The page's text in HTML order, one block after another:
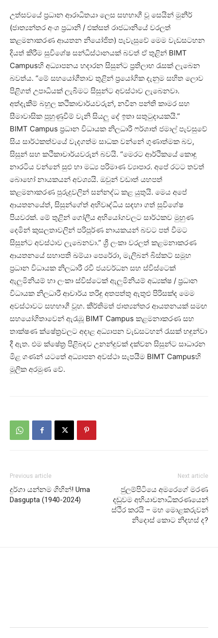
උත්සවයේ ප්‍රධාන ආරාධිතයා ලෙස සහභාගී වූ සෙයින් මුනීර්
(ජාත්‍යන්තර අංශ ප්‍රධානි / එක්සත් රාජධානියේ වරලත්
කළමනාකරණ ආයතන නියෝජිත) පැවැසුවේ මෙම වැඩසටහන
දියත් කිරීම සුවිශේෂ සන්ධිස්ථානයක් බවත් ඒ තුළින් BIMT
Campusහි අධ්‍යාපනය හදාරන සිසුන්ට ප්‍රතිලාභ රැසක් ලැබෙන
බවත්ය. “මේ සහයෝගීතාව තුළින් ප්‍රයෝගික දැනුම සහිත ලොව
පිළිගත් උපාධියක් ලැබීමට සිසුන්ට අවස්ථාව ලැබෙනවා.
අත්දැකීම් බහුල කථිකාචාර්යවරුන්, නවීන පන්ති කාමර සහ
සීමාවාසික පුහුණුවීම් වැනි සියලු දේ ඉතා සතුටුදායකයි.”
BIMT Campus ප්‍රධාන විධායක නිලධාරී ෆර්ශාත් ජමාල් පැවසුවේ
සිය සාර්ථකත්වයේ වැදගත්ම සාධක වන්නේ ගුණාත්මක බව,
සිසුන් සහ කථිකාචාර්යවරුන් බවයි. “මෙරට ආර්ථිකයේ කොඳු
නාරටිය වන්නේ සුළු හා මධ්‍ය පරිමාණ ව්‍යාපාර. අපේ රටට තවත්
බොහෝ නායකයන් අවශ්‍යයි. ඔවුන් වඩාත් යහපත්
කළමනාකරණ පුරුදුවලින් සන්නද්ධ කළ යුතුයි. මෙය අපේ
ආයතනයේත්, සිසුන්ගේත් අභිවෘද්ධිය සඳහා ගත් සුවිශේෂ
පියවරක්. මේ තුළින් ගෝලීය අභියෝගවලට සාර්ථකව මුහුණ
දෙමින් කුසලතාවලින් පරිපූර්ණ නායකයන් බවට පත් වීමට
සිසුන්ට අවස්ථාව ලැබෙනවා.” ශ්‍රී ලංකා වරලත් කළමනාකරණ
ආයතනයේ සභාපති ඛම්යා පෙරේරා, මැලිබන් බිස්කට් සමූහ
ප්‍රධාන විධායක නිලධාරී රවී ජයවර්ධන සහ ස්විස්ටෙක්
ඇලුමිනියම් හා ලංකා ස්විස්ටෙක් ඇලුමිනියම් අධ්‍යක්ෂ / ප්‍රධාන
විධායක නිලධාරී ආචාර්ය තරිඳු අතපත්තු ඇතුළු පිරිසක්ද මෙම
අවස්ථාවට සහභාගී වූහ. කීර්තිමත් ජාත්‍යන්තර ආයතනයක් සමඟ
සහයෝගිතාවෙන් ඇරැඹූ BIMT Campus කළමනාකරණ සහ
තාක්ෂණ ක්ෂේත්‍රවලට අදාළ අධ්‍යාපන වැඩසටහන් රැසක් හඳුන්වා
දී ඇත. එම ක්ෂේත්‍ර පිළිබඳව උනන්දුවක් දක්වන සිසුන්ට සාධාරන
මිළ ගණන් යටතේ අධ්‍යාපන අවස්ථා සැපයීම BIMT Campusහි
මූලික අරමුණ වේ.
Previous article
දුර්ගා යන්නම ගිහින්! Uma
Dasgupta (1940-2024)
Next article
ජුලම්පිටියෙ අමරෙගේ මරණ
දඬුවම අභියාචනාධිකරණයෙන්
ස්ථිර කරයි – මහ මොළකරුවන්
නිදොස් කොට නිදහස් ද?